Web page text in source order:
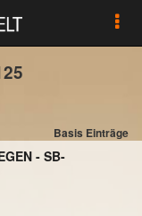
Basis Einträge
- SB-